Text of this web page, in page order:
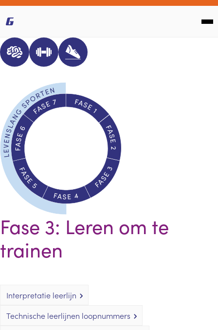
Fase 3: Leren om te
trainen
Interpretatie leerlijn
Technische leerlijnen loopnummers